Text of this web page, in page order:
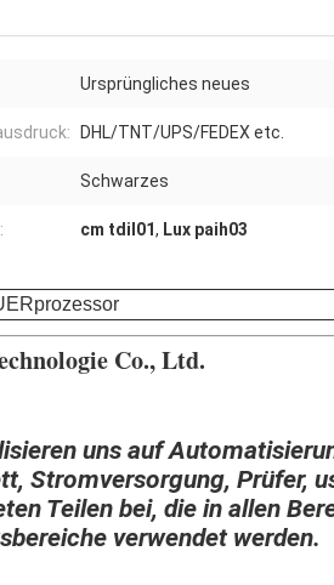
Ursprüngliches neues
DHL/TNT/UPS/FEDEX etc.
Schwarzes
cm tdil01, Lux paih03
Co., Ltd.
uns auf
Stromversorgung, Prüfer,
Teilen bei, die in allen
verwendet werden.